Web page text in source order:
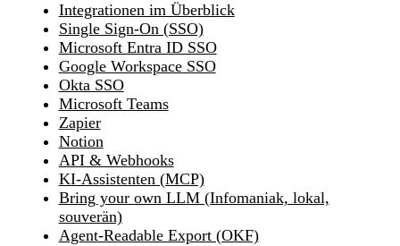
Integrationen im Überblick
Single Sign-On (SSO)
Microsoft Entra ID SSO
Google Workspace SSO
Okta SSO
Microsoft Teams
Zapier
Notion
API & Webhooks
KI-Assistenten (MCP)
Bring your own LLM (Infomaniak, lokal,
souverän)
Agent-Readable Export (OKF)